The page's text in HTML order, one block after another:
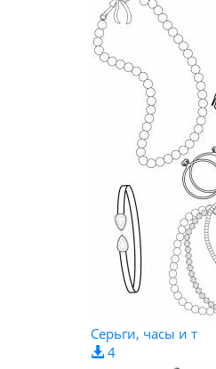
Серьги, часы и т
4